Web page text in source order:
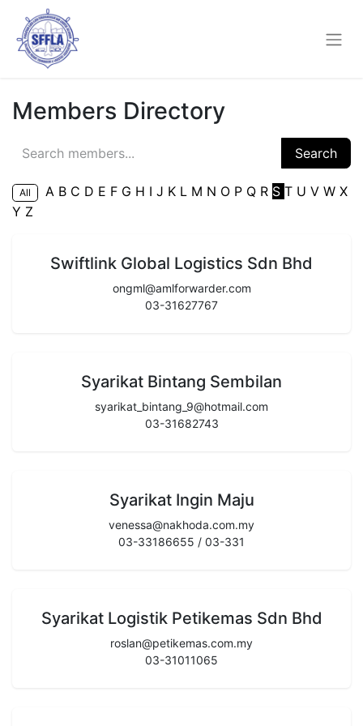
Members Directory
Search
All A B C D E F G H I J K L M N O P Q R S T U V W X
Y Z
Swiftlink Global Logistics Sdn Bhd
ongml@amlforwarder.com
03-31627767
Syarikat Bintang Sembilan
syarikat_bintang_9@hotmail.com
03-31682743
Syarikat Ingin Maju
venessa@nakhoda.com.my
03-33186655 / 03-331
Syarikat Logistik Petikemas Sdn Bhd
roslan@petikemas.com.my
03-31011065